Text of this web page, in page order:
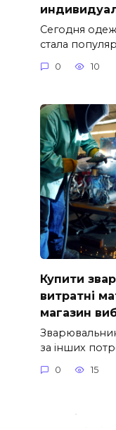
Сегодня
стала
0 10
Купити
витратні
магазин
за інших
0 15